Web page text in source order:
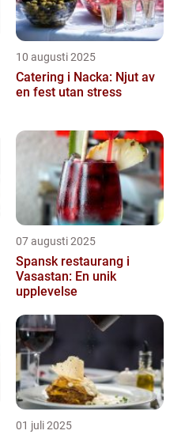
10 augusti 2025
Catering i Nacka: Njut av
en fest utan stress
07 augusti 2025
Spansk restaurang i
Vasastan: En unik
upplevelse
01 juli 2025